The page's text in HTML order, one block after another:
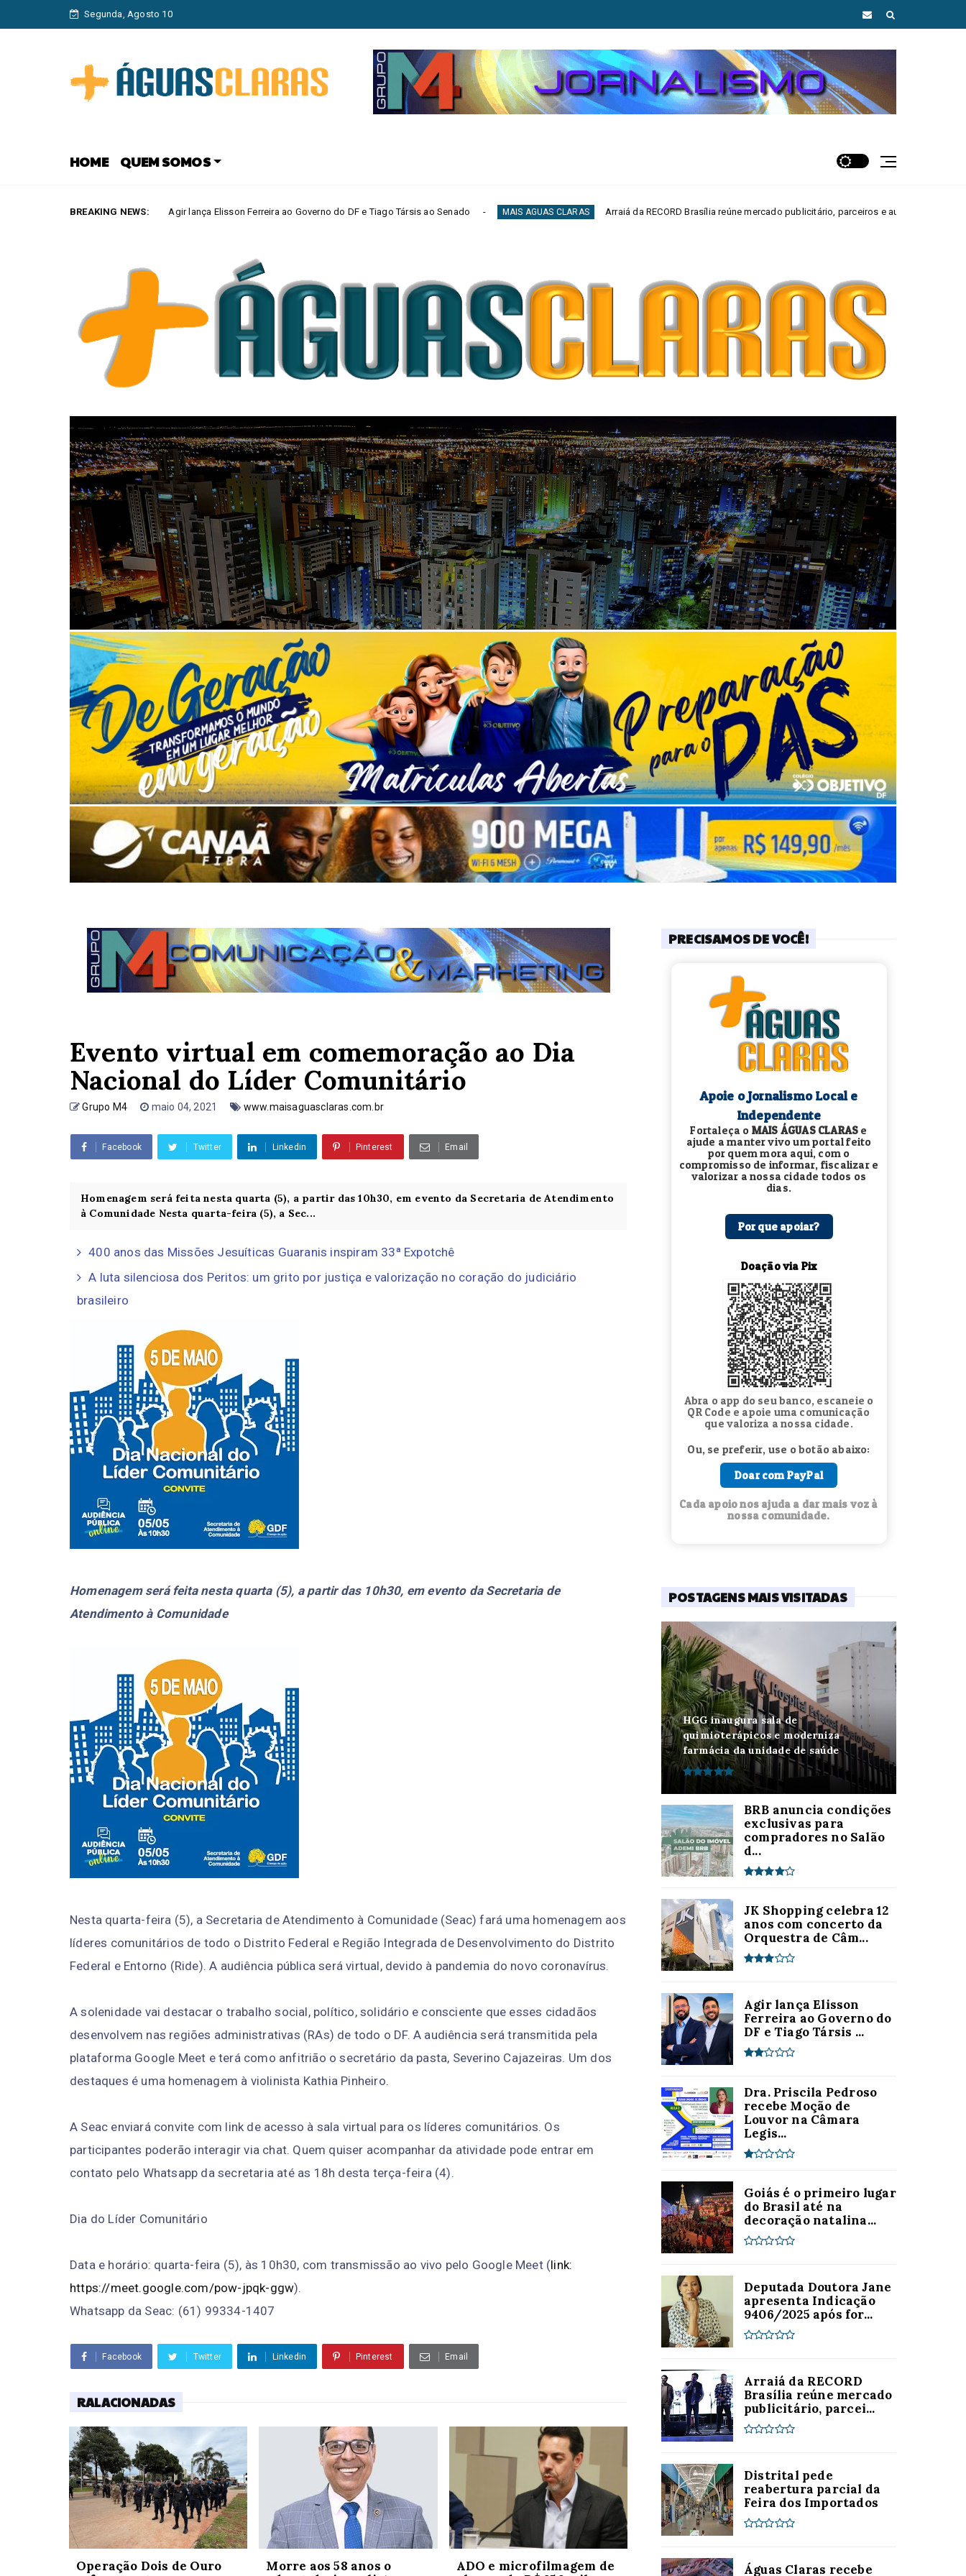
Segunda, Agosto 10
HOME QUEM SOMOS
BREAKING NEWS:
Agir lança Elisson Ferreira ao Governo do DF e Tiago Társis ao Senado MAIS AGUAS CLARAS Arraiá da RECORD Brasília reúne mercado publicitário, parceiros e autoridades em Brasília
Evento virtual em comemoração ao Dia
Nacional do Líder Comunitário
Grupo M4 maio 04, 2021 www.maisaguasclaras.com.br
Facebook Twitter Linkedin Pinterest Email
Homenagem será feita nesta quarta (5), a partir das 10h30, em evento da Secretaria de Atendimento
à Comunidade Nesta quarta-feira (5), a Sec...
400 anos das Missões Jesuíticas Guaranis inspiram 33ª Expotchê
A luta silenciosa dos Peritos: um grito por justiça e valorização no coração do judiciário
brasileiro
Homenagem será feita nesta quarta (5), a partir das 10h30, em evento da Secretaria de
Atendimento à Comunidade
Nesta quarta-feira (5), a Secretaria de Atendimento à Comunidade (Seac) fará uma homenagem aos
líderes comunitários de todo o Distrito Federal e Região Integrada de Desenvolvimento do Distrito
Federal e Entorno (Ride). A audiência pública será virtual, devido à pandemia do novo coronavírus.
A solenidade vai destacar o trabalho social, político, solidário e consciente que esses cidadãos
desenvolvem nas regiões administrativas (RAs) de todo o DF. A audiência será transmitida pela
plataforma Google Meet e terá como anfitrião o secretário da pasta, Severino Cajazeiras. Um dos
destaques é uma homenagem à violinista Kathia Pinheiro.
A Seac enviará convite com link de acesso à sala virtual para os líderes comunitários. Os
participantes poderão interagir via chat. Quem quiser acompanhar da atividade pode entrar em
contato pelo Whatsapp da secretaria até as 18h desta terça-feira (4).
Dia do Líder Comunitário
Data e horário: quarta-feira (5), às 10h30, com transmissão ao vivo pelo Google Meet (link:
https://meet.google.com/pow-jpqk-ggw).
Whatsapp da Seac: (61) 99334-1407
Facebook Twitter Linkedin Pinterest Email
RALACIONADAS
Operação Dois de Ouro
Morre aos 58 anos o
ADO e microfilmagem de
PRECISAMOS DE VOCÊ!
Apoie o Jornalismo Local e
Independente
Fortaleça o MAIS ÁGUAS CLARAS e
ajude a manter vivo um portal feito
por quem mora aqui, com o
compromisso de informar, fiscalizar e
valorizar a nossa cidade todos os
dias.
Por que apoiar?
Doação via Pix
Abra o app do seu banco, escaneie o
QR Code e apoie uma comunicação
que valoriza a nossa cidade.
Ou, se preferir, use o botão abaixo:
Doar com PayPal
Cada apoio nos ajuda a dar mais voz à
nossa comunidade.
POSTAGENS MAIS VISITADAS
HGG inaugura sala de
quimioterápicos e moderniza
farmácia da unidade de saúde
BRB anuncia condições
exclusivas para
compradores no Salão
d...
JK Shopping celebra 12
anos com concerto da
Orquestra de Câm...
Agir lança Elisson
Ferreira ao Governo do
DF e Tiago Társis ...
Dra. Priscila Pedroso
recebe Moção de
Louvor na Câmara
Legis...
Goiás é o primeiro lugar
do Brasil até na
decoração natalina...
Deputada Doutora Jane
apresenta Indicação
9406/2025 após for...
Arraiá da RECORD
Brasília reúne mercado
publicitário, parcei...
Distrital pede
reabertura parcial da
Feira dos Importados
Águas Claras recebe